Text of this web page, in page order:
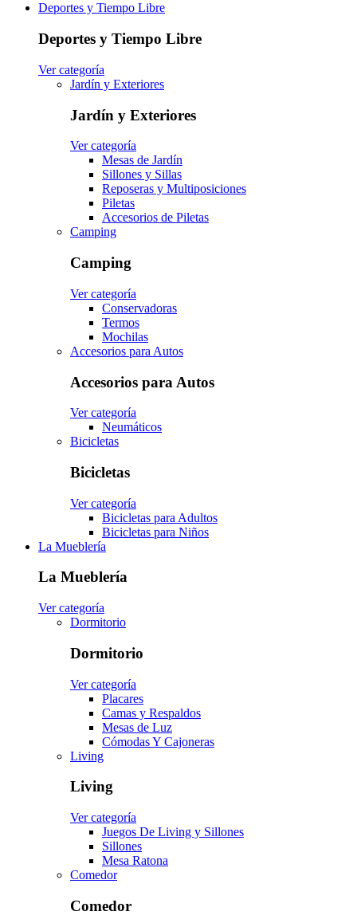
Deportes y Tiempo Libre
Deportes y Tiempo Libre
Ver categoría
Jardín y Exteriores
Jardín y Exteriores
Ver categoría
Mesas de Jardín
Sillones y Sillas
Reposeras y Multiposiciones
Piletas
Accesorios de Piletas
Camping
Camping
Ver categoría
Conservadoras
Termos
Mochilas
Accesorios para Autos
Accesorios para Autos
Ver categoría
Neumáticos
Bicicletas
Bicicletas
Ver categoría
Bicicletas para Adultos
Bicicletas para Niños
La Mueblería
La Mueblería
Ver categoría
Dormitorio
Dormitorio
Ver categoría
Placares
Camas y Respaldos
Mesas de Luz
Cómodas Y Cajoneras
Living
Living
Ver categoría
Juegos De Living y Sillones
Sillones
Mesa Ratona
Comedor
Comedor